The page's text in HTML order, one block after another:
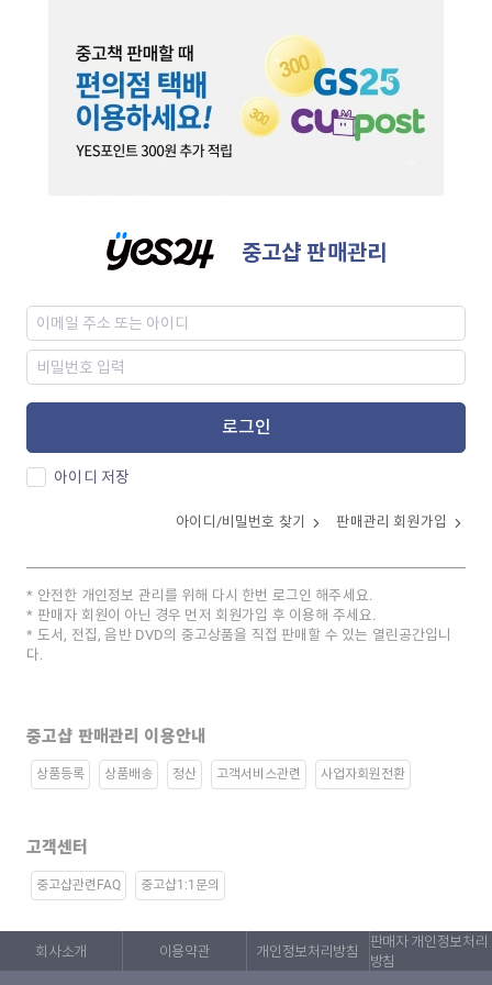
중고샵 판매관리
로그인
아이디 저장
아이디/비밀번호 찾기 판매관리 회원가입
안전한 개인정보 관리를 위해 다시 한번 로그인 해주세요.
판매자 회원이 아닌 경우 먼저 회원가입 후 이용해 주세요.
도서, 전집, 음반 DVD의 중고상품을 직접 판매할 수 있는 열린공간입니
다.
중고샵 판매관리 이용안내
상품등록 상품배송 정산 고객서비스관련 사업자회원전환
고객센터
중고샵관련FAQ 중고샵1:1문의
회사소개 이용약관 개인정보처리방침
판매자 개인정보처리
방침